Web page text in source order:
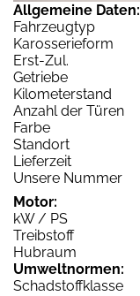
Allgemeine Daten:
Fahrzeugtyp
Karosserieform
Erst-Zul.
Getriebe
Kilometerstand
Anzahl der Türen
Farbe
Standort
Lieferzeit
Unsere Nummer
Motor:
kW / PS
Treibstoff
Hubraum
Umweltnormen:
Schadstoffklasse